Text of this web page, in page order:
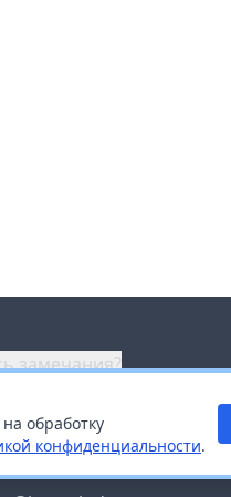
обработку
конфиденциальности.
замечания?
звонок